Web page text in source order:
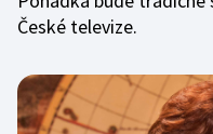
České televize.